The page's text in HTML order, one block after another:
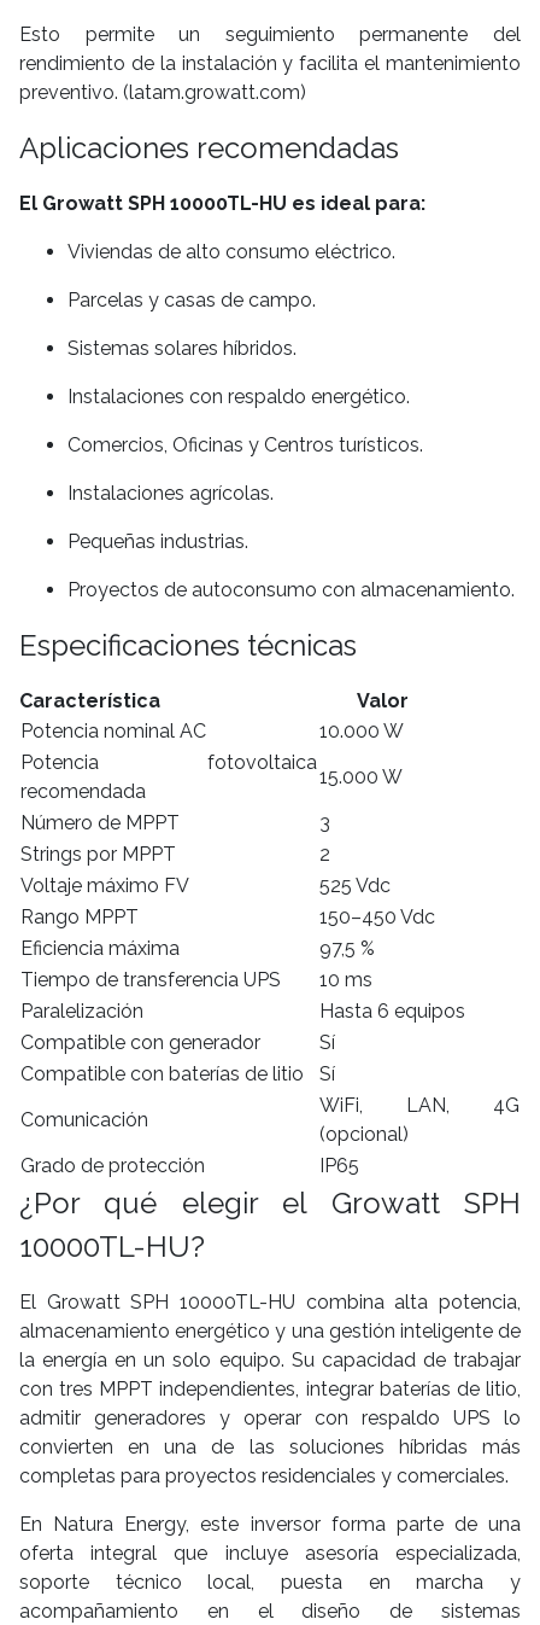
Esto permite un seguimiento permanente del
rendimiento de la instalación y facilita el mantenimiento
preventivo. (latam.growatt.com)
Aplicaciones recomendadas
El Growatt SPH 10000TL-HU es ideal para:
Viviendas de alto consumo eléctrico.
Parcelas y casas de campo.
Sistemas solares híbridos.
Instalaciones con respaldo energético.
Comercios, Oficinas y Centros turísticos.
Instalaciones agrícolas.
Pequeñas industrias.
Proyectos de autoconsumo con almacenamiento.
Especificaciones técnicas
Característica Valor
Potencia nominal AC
10.000 W
Potencia fotovoltaica
recomendada
15.000 W
Número de MPPT
3
Strings por MPPT
2
Voltaje máximo FV
525 Vdc
Rango MPPT
150–450 Vdc
Eficiencia máxima
97,5 %
Tiempo de transferencia UPS
10 ms
Paralelización
Hasta 6 equipos
Compatible con generador
Sí
Compatible con baterías de litio
Sí
Comunicación
WiFi, LAN, 4G
(opcional)
Grado de protección
IP65
¿Por qué elegir el Growatt SPH
10000TL-HU?
El Growatt SPH 10000TL-HU combina alta potencia,
almacenamiento energético y una gestión inteligente de
la energía en un solo equipo. Su capacidad de trabajar
con tres MPPT independientes, integrar baterías de litio,
admitir generadores y operar con respaldo UPS lo
convierten en una de las soluciones híbridas más
completas para proyectos residenciales y comerciales.
En Natura Energy, este inversor forma parte de una
oferta integral que incluye asesoría especializada,
soporte técnico local, puesta en marcha y
acompañamiento en el diseño de sistemas